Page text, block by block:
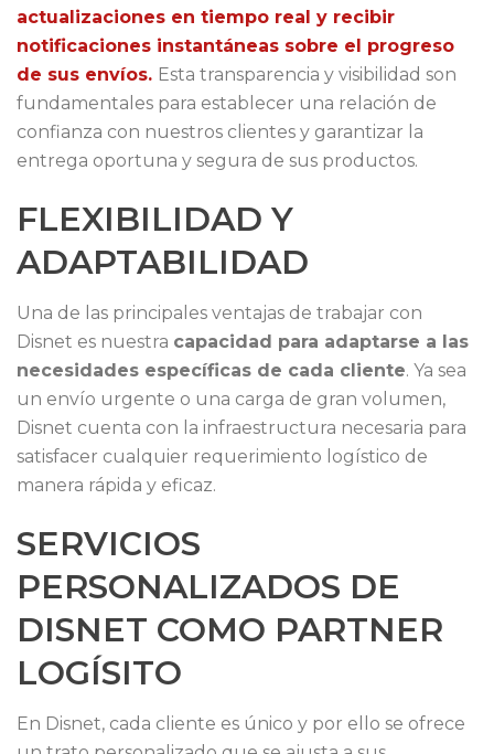
actualizaciones en tiempo real y recibir
notificaciones instantáneas sobre el progreso
de sus envíos. Esta transparencia y visibilidad son
fundamentales para establecer una relación de
confianza con nuestros clientes y garantizar la
entrega oportuna y segura de sus productos.
FLEXIBILIDAD Y
ADAPTABILIDAD
Una de las principales ventajas de trabajar con
Disnet es nuestra capacidad para adaptarse a las
necesidades específicas de cada cliente. Ya sea
un envío urgente o una carga de gran volumen,
Disnet cuenta con la infraestructura necesaria para
satisfacer cualquier requerimiento logístico de
manera rápida y eficaz.
SERVICIOS
PERSONALIZADOS DE
DISNET COMO PARTNER
LOGÍSITO
En Disnet, cada cliente es único y por ello se ofrece